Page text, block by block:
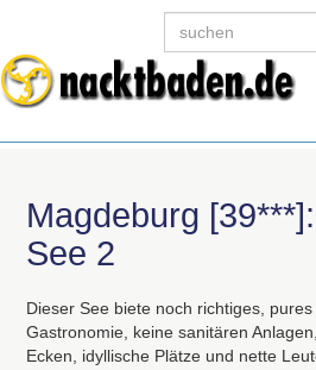
Magdeburg
See 2
Dieser See biete noch richtiges, pures
Gastronomie, keine sanitären
Ecken, idyllische Plätze und nette